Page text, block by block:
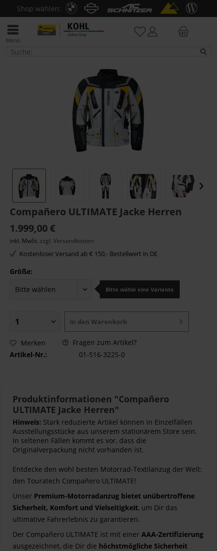
Shop wählen:
Menü
Jacken
Compañero ULTIMATE Jacke Herren
1.999,00 €
inkl. MwSt. zzgl. Versandkosten
Kostenloser Versand ab € 150,- Bestellwert in DE
Größe:
Bitte wähle eine Variante
In den Warenkorb
Merken
Fragen zum Artikel?
Artikel-Nr.:
01-516-3225-0
Produktinformationen "Compañero
ULTIMATE Jacke Herren"
Hinweis: Stark reduzierte Artikel können in Einzelfällen
Ausstellungsstücke aus unserem stationärem Store sein.
In seltenen Fällen kommt es vor, dass die
Originalverpackung nicht vorhanden ist.
Entdecke den wohl besten Motorrad-Textilanzug der Welt:
den Touratech Compañero ULTIMATE!
Unser Premium-Motorradanzug bietet unübertroffene
Sicherheit, Komfort und Vielseitigkeit, um Dir das
ultimative Fahrerlebnis zu garantieren.
Der Compañero ULTIMATE ist mit einer AAA-Zertifizierung
ausgezeichnet, die Dir die höchstmögliche Sicherheit